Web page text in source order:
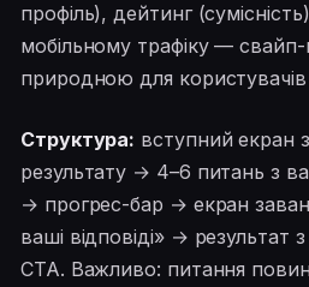
профіль), дейтинг
мобільному трафіку — свайп-
природною для
Структура: вступний екран
результату → 4–6 питань з
→ прогрес-бар → екран
ваші відповіді» →
CTA. Важливо: питання